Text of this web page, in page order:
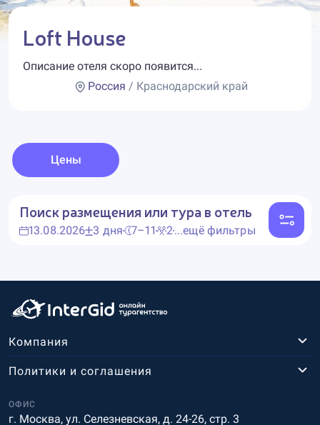
Loft House
Описание отеля скоро появится...
Россия / Краснодарский край
Цены
Поиск размещения или тура в отель
13.08.2026 3 дня 7–11 2...ещё фильтры
Компания
ОФИС
г. Москва, ул. Селезневская, д. 24-26, стр. 3
Политики и соглашения